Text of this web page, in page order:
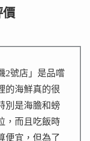
價
2號店」是品嚐
的海鮮真的很
別是海膽和螃
，而且吃飯時
便宜，但為了